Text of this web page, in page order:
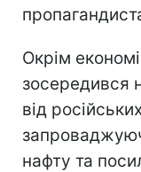
Окрім
зосередився
від
нафту та